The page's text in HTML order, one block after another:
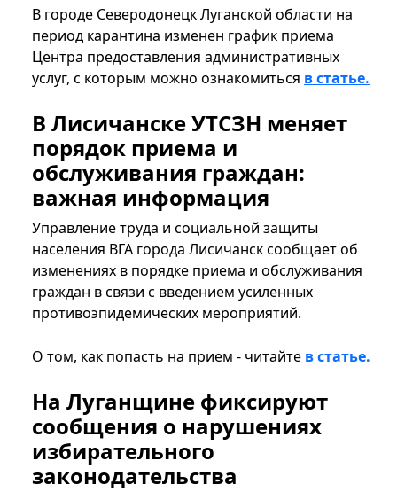
В городе Северодонецк Луганской области на
период карантина изменен график приема
Центра предоставления административных
услуг, с которым можно ознакомиться в статье.
В Лисичанске УТСЗН меняет
порядок приема и
обслуживания граждан:
важная информация
Управление труда и социальной защиты
населения ВГА города Лисичанск сообщает об
изменениях в порядке приема и обслуживания
граждан в связи с введением усиленных
противоэпидемических мероприятий.
О том, как попасть на прием - читайте в статье.
На Луганщине фиксируют
сообщения о нарушениях
избирательного
законодательства